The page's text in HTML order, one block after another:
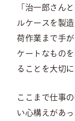
「治一郎さん
ルケースを製
荷作業まで手
ケートなもの
ることを大切に
ここまで仕事
い心構えがあっ